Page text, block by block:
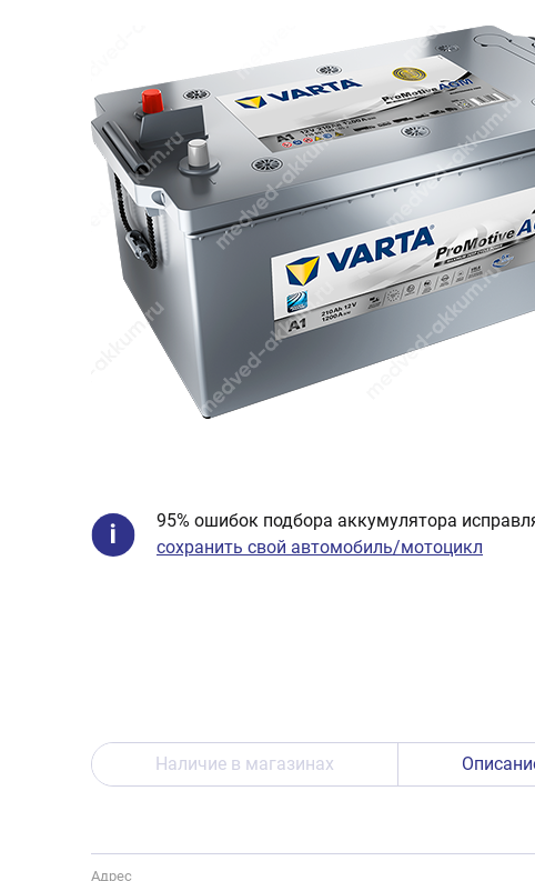
95% ошибок подбора аккумулятора
сохранить свой автомобиль/мотоцикл
Наличие в магазинах
Адрес